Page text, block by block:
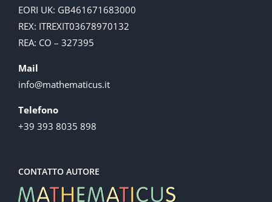
EORI UK: GB461671683000
REX: ITREXIT03678970132
REA: CO – 327395
Mail
info@mathematicus.it
Telefono
+39 393 8035 898
CONTATTO AUTORE